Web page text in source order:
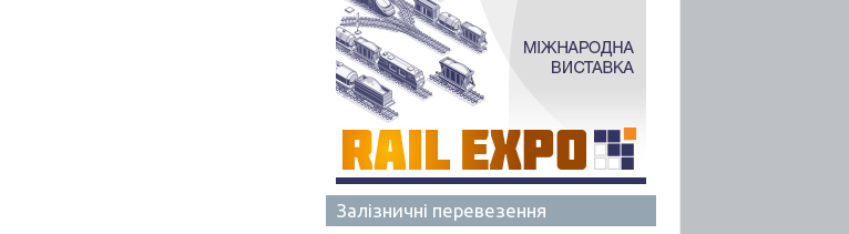
Залізничні перевезення